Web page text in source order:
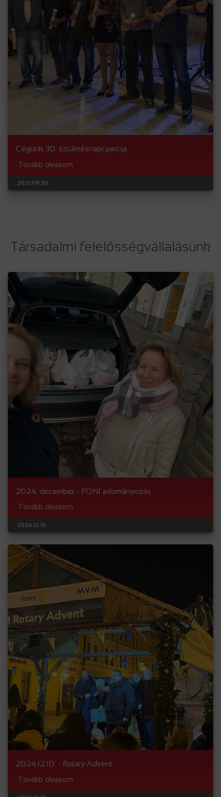
Cégünk 30. születésnapi partija
Tovább olvasom
2021.09.30.
Társadalmi felelősségvállalásunk
2024. december - FONI adományozás
Tovább olvasom
2024.12.19.
2024.12.10. - Rotary Advent
Tovább olvasom